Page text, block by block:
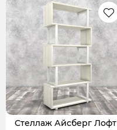
Стеллаж Айсберг Лофт